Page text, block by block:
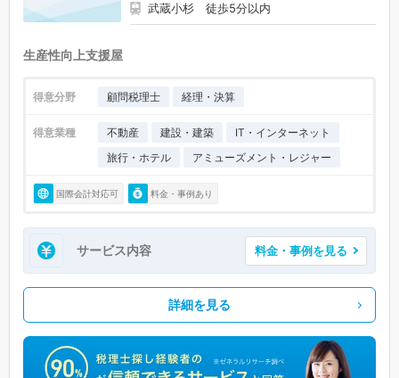
武蔵小杉 徒歩5分以内
生産性向上支援屋
得意分野 顧問税理士 経理・決算
得意業種 不動産 建設・建築
IT・インターネット
旅行・ホテル
アミューズメント・レジャー
国際会計対応可 料金・事例あり
サービス内容 料金・事例を見る
詳細を見る